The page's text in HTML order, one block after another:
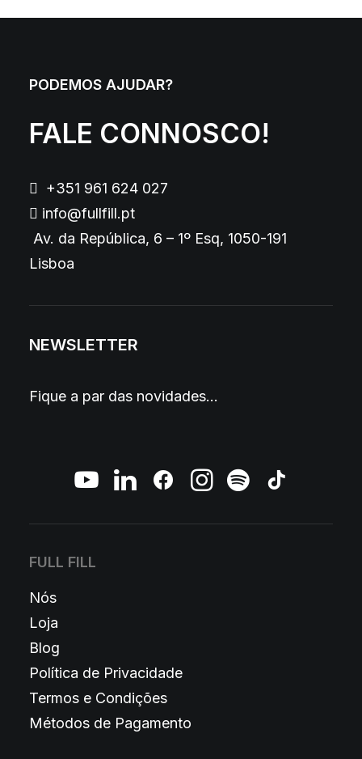
PODEMOS AJUDAR?
FALE CONNOSCO!
+351 961 624 027
info@fullfill.pt
Av. da República, 6 – 1º Esq, 1050-191
Lisboa
NEWSLETTER
Fique a par das novidades…
FULL FILL
Nós
Loja
Blog
Política de Privacidade
Termos e Condições
Métodos de Pagamento